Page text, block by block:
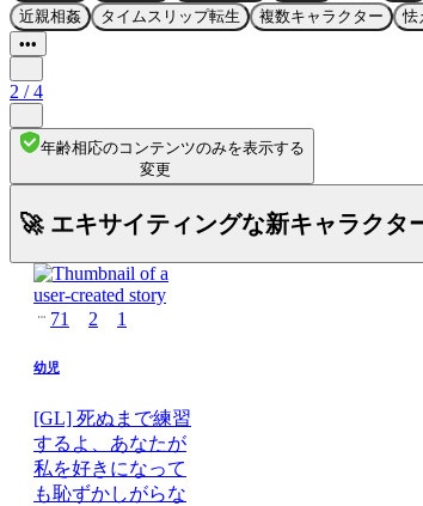
近親相姦
タイムスリップ転生 複数キャラクター 怯
•••
2 / 4
年齢相応のコンテンツのみを表示する
変更
🚀 エキサイティングな新キャラクタ
71 2 1
幼児
[GL] 死ぬまで練習
するよ、あなたが
私を好きになって
も恥ずかしがらな